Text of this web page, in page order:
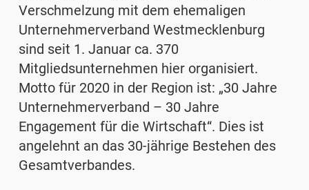
Verschmelzung mit dem ehemaligen
Unternehmerverband Westmecklenburg
sind seit 1. Januar ca. 370
Mitgliedsunternehmen hier organisiert.
Motto für 2020 in der Region ist: „30 Jahre
Unternehmerverband – 30 Jahre
Engagement für die Wirtschaft“. Dies ist
angelehnt an das 30-jährige Bestehen des
Gesamtverbandes.